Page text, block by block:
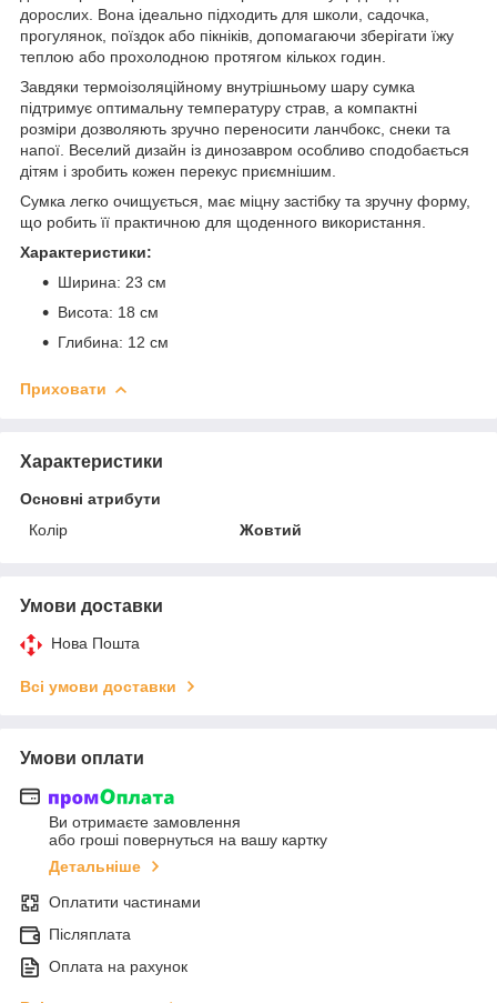
дорослих. Вона ідеально підходить для школи, садочка,
прогулянок, поїздок або пікніків, допомагаючи зберігати їжу
теплою або прохолодною протягом кількох годин.
Завдяки термоізоляційному внутрішньому шару сумка
підтримує оптимальну температуру страв, а компактні
розміри дозволяють зручно переносити ланчбокс, снеки та
напої. Веселий дизайн із динозавром особливо сподобається
дітям і зробить кожен перекус приємнішим.
Сумка легко очищується, має міцну застібку та зручну форму,
що робить її практичною для щоденного використання.
Характеристики:
Ширина: 23 см
Висота: 18 см
Глибина: 12 см
Приховати
Характеристики
Основні атрибути
Колір
Жовтий
Умови доставки
Нова Пошта
Всі умови доставки
Умови оплати
Ви отримаєте замовлення
або гроші повернуться на вашу картку
Детальніше
Оплатити частинами
Післяплата
Оплата на рахунок